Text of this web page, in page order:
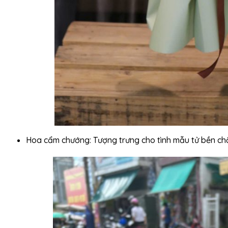
Hoa cẩm chướng: Tượng trưng cho tình mẫu tử bền